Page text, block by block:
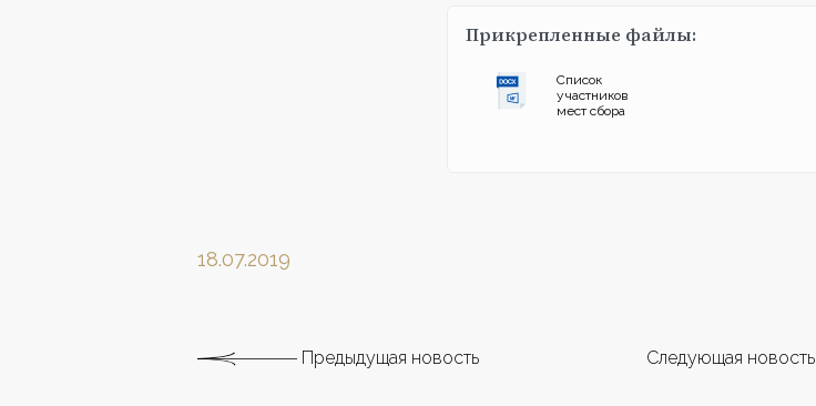
Прикрепленные файлы:
Список
участников
мест сбора
18.07.2019
Предыдущая новость Следующая новость